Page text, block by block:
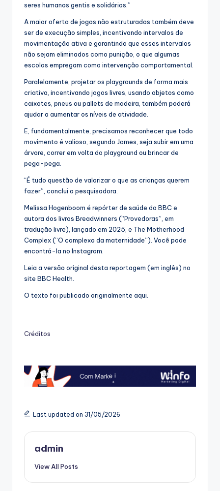
seres humanos gentis e solidários.”
A maior oferta de jogos não estruturados também deve
ser de execução simples, incentivando intervalos de
movimentação ativa e garantindo que esses intervalos
não sejam eliminados como punição, o que algumas
escolas empregam como intervenção comportamental.
Paralelamente, projetar os playgrounds de forma mais
criativa, incentivando jogos livres, usando objetos como
caixotes, pneus ou pallets de madeira, também poderá
ajudar a aumentar os níveis de atividade.
E, fundamentalmente, precisamos reconhecer que todo
movimento é valioso, segundo James, seja subir em uma
árvore, correr em volta do playground ou brincar de
pega-pega.
“É tudo questão de valorizar o que as crianças querem
fazer”, conclui a pesquisadora.
Melissa Hogenboom é repórter de saúde da BBC e
autora dos livros Breadwinners (“Provedoras”, em
tradução livre), lançado em 2025, e The Motherhood
Complex (“O complexo da maternidade”). Você pode
encontrá-la no Instagram.
Leia a versão original desta reportagem (em inglês) no
site BBC Health.
O texto foi publicado originalmente aqui.
Créditos
Last updated on 31/05/2026
admin
View All Posts